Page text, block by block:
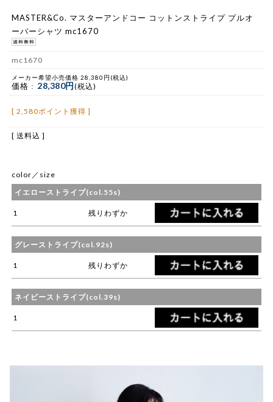
MASTER&Co. マスターアンドコー コットンストライプ プルオ
ーバーシャツ mc1670
mc1670
メーカー希望小売価格 28,380円(税込)
価格 : 28,380円(税込)
[ 2,580ポイント獲得 ]
[ 送料込 ]
color／size
イエローストライプ(col.55s)
1 残りわずか
グレーストライプ(col.92s)
1 残りわずか
ネイビーストライプ(col.39s)
1